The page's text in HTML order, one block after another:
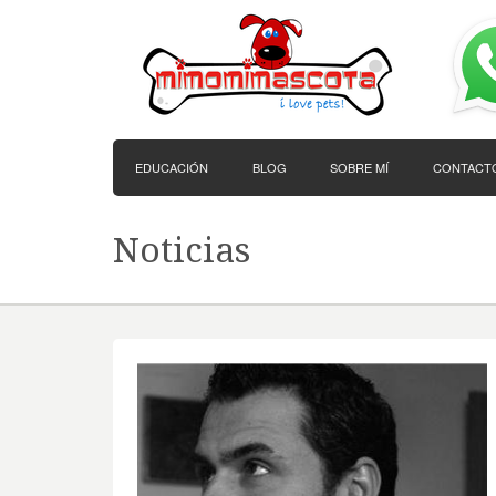
EDUCACIÓN BLOG SOBRE MÍ
Noticias